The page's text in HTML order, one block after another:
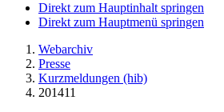
Direkt zum Hauptinhalt springen
Direkt zum Hauptmenü springen
Webarchiv
Presse
Kurzmeldungen (hib)
201411